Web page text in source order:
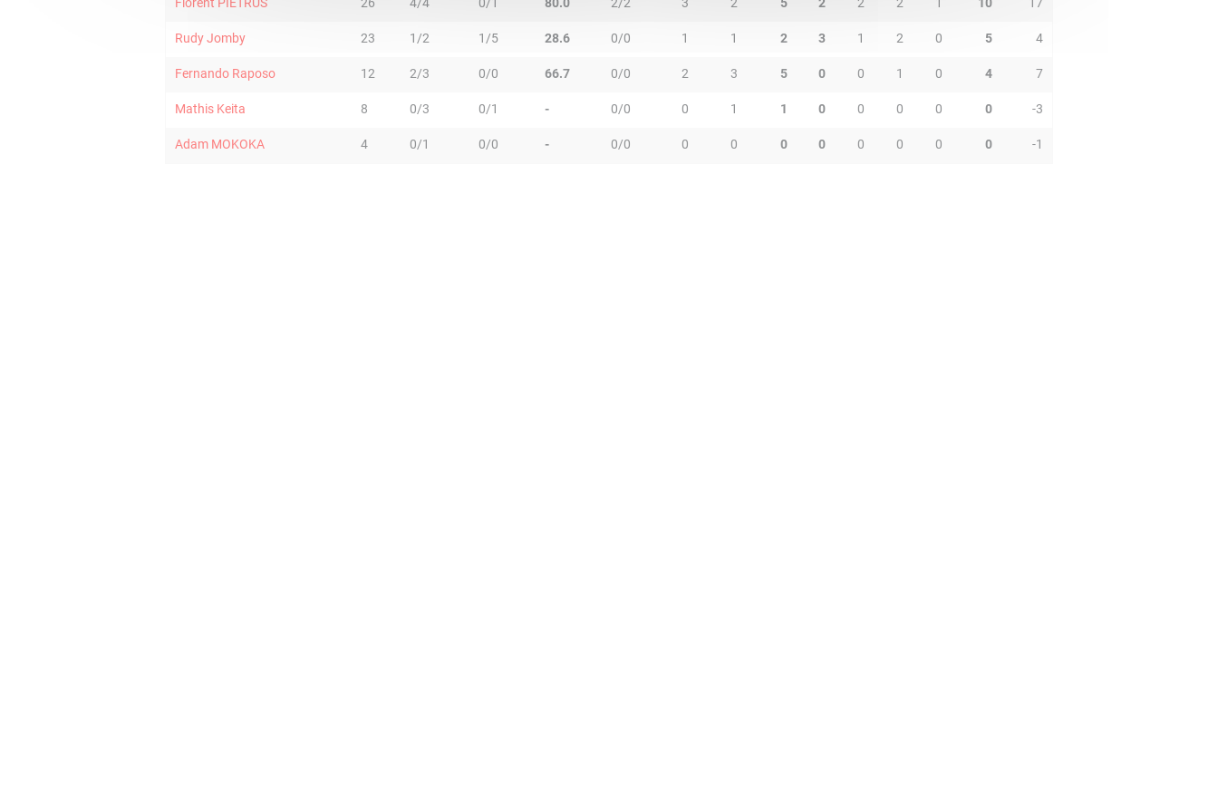
Rudy Jomby 23 1/2 1/5 28.6 0/0 1 1 2 3 1 2 0 5 4
Fernando Raposo 12 2/3 0/0 66.7 0/0 2 3 5 0 0 1 0 4 7
Mathis Keita 8 0/3 0/1 - 0/0 0 1 1 0 0 0 0 0 -3
Adam MOKOKA 4 0/1 0/0 - 0/0 0 0 0 0 0 0 0 0 -1